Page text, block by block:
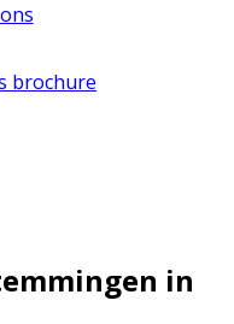
brochure
in